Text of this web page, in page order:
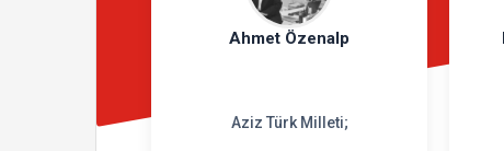
Ahmet Özenalp
Aziz Türk Milleti;